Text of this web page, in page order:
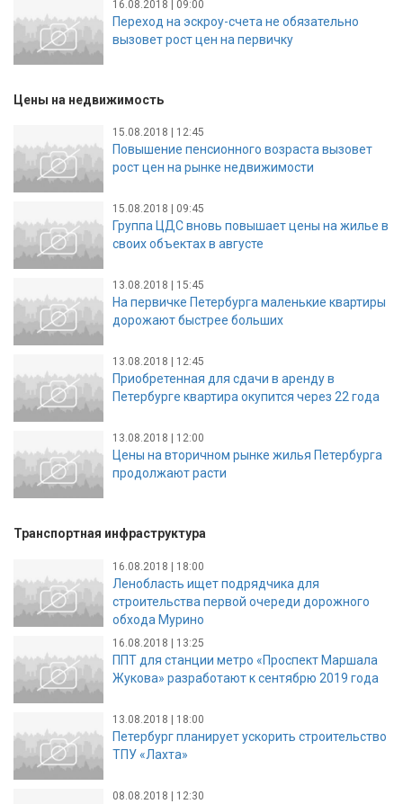
16.08.2018 | 09:00
Переход на эскроу-счета не обязательно
вызовет рост цен на первичку
Цены на недвижимость
15.08.2018 | 12:45
Повышение пенсионного возраста вызовет
рост цен на рынке недвижимости
15.08.2018 | 09:45
Группа ЦДС вновь повышает цены на жилье в
своих объектах в августе
13.08.2018 | 15:45
На первичке Петербурга маленькие квартиры
дорожают быстрее больших
13.08.2018 | 12:45
Приобретенная для сдачи в аренду в
Петербурге квартира окупится через 22 года
13.08.2018 | 12:00
Цены на вторичном рынке жилья Петербурга
продолжают расти
Транспортная инфраструктура
16.08.2018 | 18:00
Ленобласть ищет подрядчика для
строительства первой очереди дорожного
обхода Мурино
16.08.2018 | 13:25
ППТ для станции метро «Проспект Маршала
Жукова» разработают к сентябрю 2019 года
13.08.2018 | 18:00
Петербург планирует ускорить строительство
ТПУ «Лахта»
08.08.2018 | 12:30